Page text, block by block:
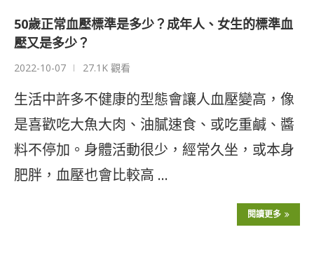
50歲正常血壓標準是多少？成年人、女生的標準血
壓又是多少？
2022-10-07 27.1K 觀看
生活中許多不健康的型態會讓人血壓變高，像
是喜歡吃大魚大肉、油膩速食、或吃重鹹、醬
料不停加。身體活動很少，經常久坐，或本身
肥胖，血壓也會比較高 …
閱讀更多